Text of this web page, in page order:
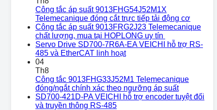
Công tắc áp suất 9013FHG54J52M1X
Telemecanique đóng cắt trực tiếp tải động cơ
Công tắc áp suất 9013FRG2J23 Telemecanique
chất lượng, mua tại HOPLONG uy tín
Servo Drive SD700-7R6A-EA VEICHI hỗ trợ RS-
485 và EtherCAT linh hoạt
04
Th8
Công tắc 9013FHG33J52M1 Telemecanique
đóng/ngắt chính xác theo ngưỡng áp suất
SD700-421D-PA VEICHI hỗ trợ encoder tuyệt đối
và truyền thông RS-485